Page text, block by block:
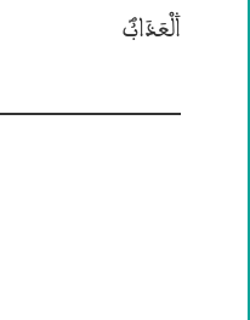
۰لْعَذَابُؐ